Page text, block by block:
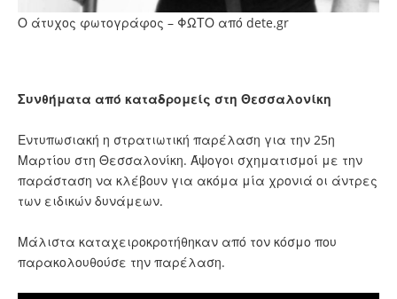
Ο άτυχος φωτογράφος – ΦΩΤΟ από dete.gr
Συνθήματα από καταδρομείς στη Θεσσαλονίκη
Εντυπωσιακή η στρατιωτική παρέλαση για την 25η
Μαρτίου στη Θεσσαλονίκη. Άψογοι σχηματισμοί με την
παράσταση να κλέβουν για ακόμα μία χρονιά οι άντρες
των ειδικών δυνάμεων.
Μάλιστα καταχειροκροτήθηκαν από τον κόσμο που
παρακολουθούσε την παρέλαση.